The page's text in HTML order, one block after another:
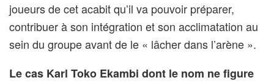
joueurs de cet acabit qu’il va pouvoir préparer,
contribuer à son intégration et son acclimatation au
sein du groupe avant de le « lâcher dans l’arène ».
Le cas Karl Toko Ekambi dont le nom ne figure